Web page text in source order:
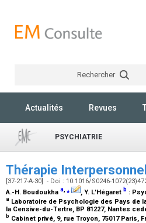
Rechercher
Actualités Revues
PSYCHIATRIE
Thérapie
[37-217-A-30] - Doi : 10.1016/S0246-
A.-H. Boudoukha a,⁎ , Y. L'Hégaret b :
a Laboratoire de Psychologie des Pays de
la Censive-du-Tertre, BP 81227, Nantes
b Cabinet privé, 9, rue Troyon, 75017 Paris,